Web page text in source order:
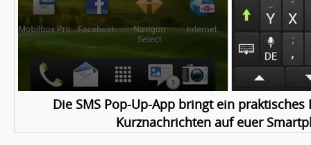
Die SMS Pop-Up-App bringt ein
Kurznachrichten auf euer